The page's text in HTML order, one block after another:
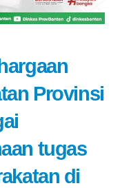
Provinsi
tugas
di